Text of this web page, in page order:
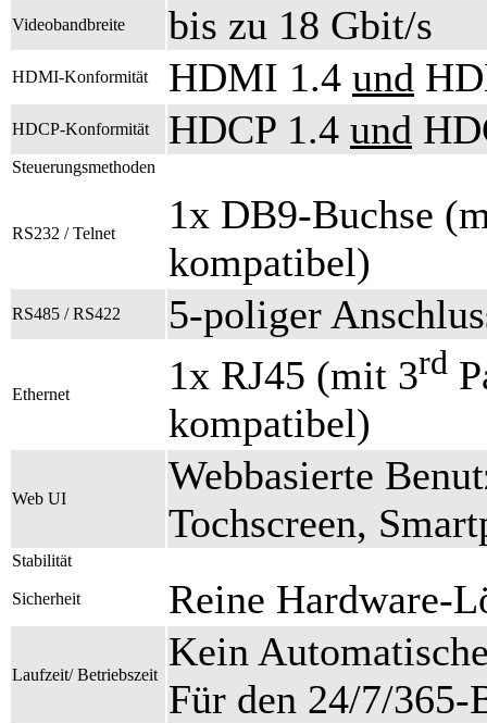
Videobandbreite bis zu 18 Gbit/s
HDMI-Konformität HDMI 1.4 und
HDCP-Konformität HDCP 1.4 und
Steuerungsmethoden
RS232 / Telnet
1x DB9-Buchse
kompatibel)
RS485 / RS422 5-poliger
Ethernet 1x RJ45 (mit 3rd
kompatibel)
Web UI
Webbasierte
Tochscreen,
Stabilität
Sicherheit Reine Hardware-
Laufzeit/ Betriebszeit
Kein
Für den 24/7/365-